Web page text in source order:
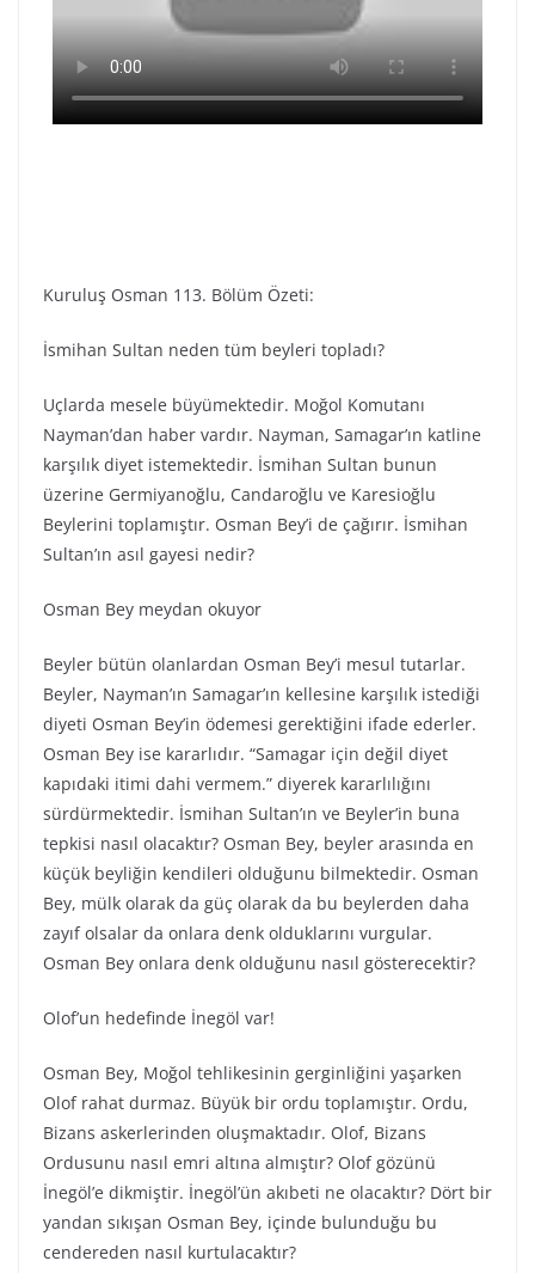
Kuruluş Osman 113. Bölüm Özeti:
İsmihan Sultan neden tüm beyleri topladı?
Uçlarda mesele büyümektedir. Moğol Komutanı
Nayman’dan haber vardır. Nayman, Samagar’ın katline
karşılık diyet istemektedir. İsmihan Sultan bunun
üzerine Germiyanoğlu, Candaroğlu ve Karesioğlu
Beylerini toplamıştır. Osman Bey’i de çağırır. İsmihan
Sultan’ın asıl gayesi nedir?
Osman Bey meydan okuyor
Beyler bütün olanlardan Osman Bey’i mesul tutarlar.
Beyler, Nayman’ın Samagar’ın kellesine karşılık istediği
diyeti Osman Bey’in ödemesi gerektiğini ifade ederler.
Osman Bey ise kararlıdır. “Samagar için değil diyet
kapıdaki itimi dahi vermem.” diyerek kararlılığını
sürdürmektedir. İsmihan Sultan’ın ve Beyler’in buna
tepkisi nasıl olacaktır? Osman Bey, beyler arasında en
küçük beyliğin kendileri olduğunu bilmektedir. Osman
Bey, mülk olarak da güç olarak da bu beylerden daha
zayıf olsalar da onlara denk olduklarını vurgular.
Osman Bey onlara denk olduğunu nasıl gösterecektir?
Olof’un hedefinde İnegöl var!
Osman Bey, Moğol tehlikesinin gerginliğini yaşarken
Olof rahat durmaz. Büyük bir ordu toplamıştır. Ordu,
Bizans askerlerinden oluşmaktadır. Olof, Bizans
Ordusunu nasıl emri altına almıştır? Olof gözünü
İnegöl’e dikmiştir. İnegöl’ün akıbeti ne olacaktır? Dört bir
yandan sıkışan Osman Bey, içinde bulunduğu bu
cendereden nasıl kurtulacaktır?